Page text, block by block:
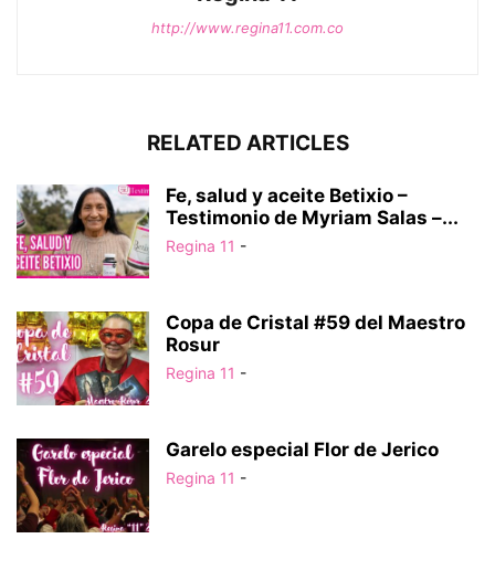
http://www.regina11.com.co
RELATED ARTICLES
Fe, salud y aceite Betixio –
Testimonio de Myriam Salas –...
Regina 11 -
Copa de Cristal #59 del Maestro
Rosur
Regina 11 -
Garelo especial Flor de Jerico
Regina 11 -